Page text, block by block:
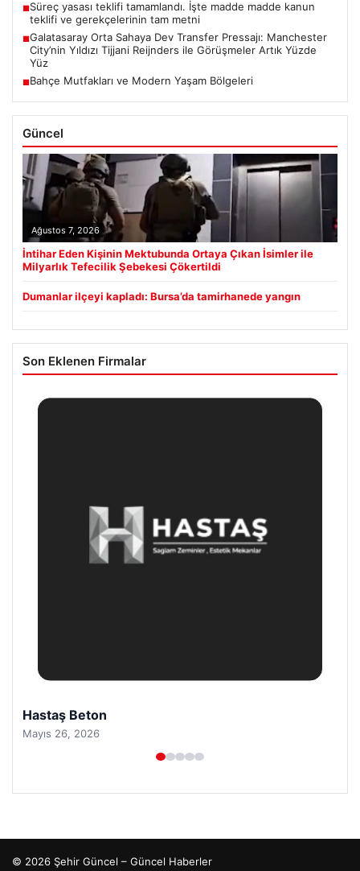
■Süreç yasası teklifi tamamlandı. İşte madde madde kanun
teklifi ve gerekçelerinin tam metni
■Galatasaray Orta Sahaya Dev Transfer Pressajı: Manchester
City’nin Yıldızı Tijjani Reijnders ile Görüşmeler Artık Yüzde
Yüz
■Bahçe Mutfakları ve Modern Yaşam Bölgeleri
Güncel
Ağustos 7, 2026
İntihar Eden Kişinin Mektubunda Ortaya Çıkan İsimler ile
Milyarlık Tefecilik Şebekesi Çökertildi
Dumanlar ilçeyi kapladı: Bursa’da tamirhanede yangın
Son Eklenen Firmalar
Hastaş Beton
Mayıs 26, 2026
© 2026 Şehir Güncel – Güncel Haberler